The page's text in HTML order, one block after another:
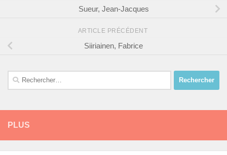
Sueur, Jean-Jacques
ARTICLE PRÉCÉDENT
Siiriainen, Fabrice
Rechercher :
PLUS